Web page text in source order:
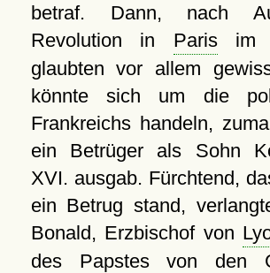
betraf. Dann, nach
Revolution in Parisim
glaubten vor allem
könnte sich um die
Frankreichs handeln,
ein Betrüger als Sohn
XVI. ausgab. Fürchtend,
ein Betrug stand,
Bonald, Erzbischof von
des Papstes von den